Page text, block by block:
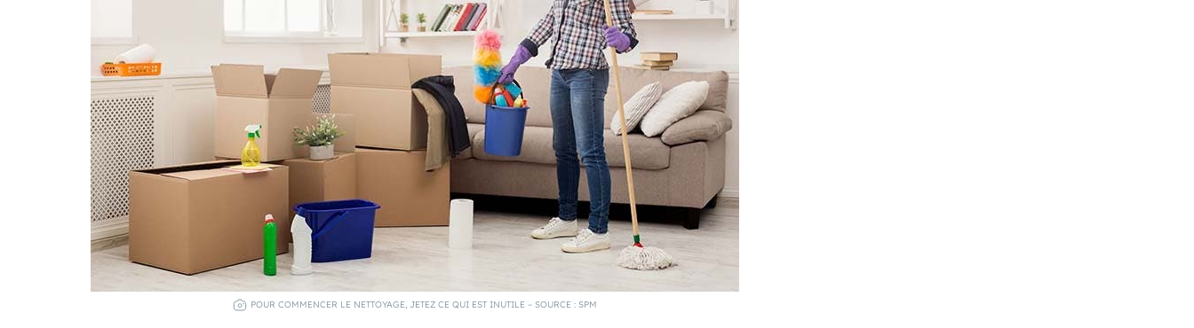
POUR COMMENCER LE NETTOYAGE, JETEZ CE QUI EST INUTILE – SOURCE : SPM